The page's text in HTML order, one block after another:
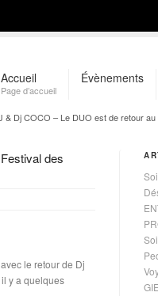
Accueil
Page d’accueil
Évènements
& Dj COCO – Le DUO est de retour
des
le retour de Dj
y a quelques